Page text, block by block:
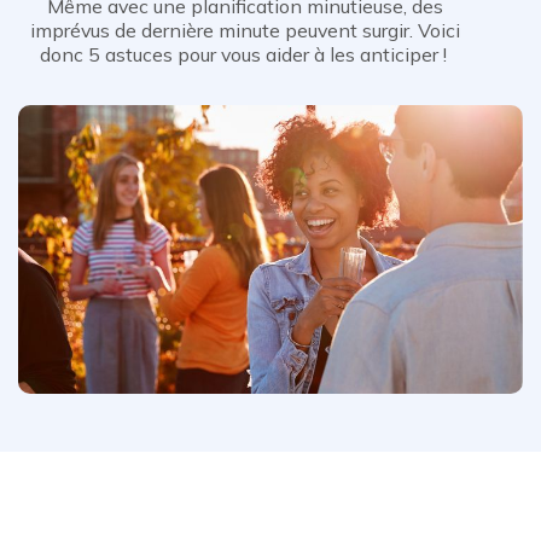
Même avec une planification minutieuse, des
imprévus de dernière minute peuvent surgir. Voici
donc 5 astuces pour vous aider à les anticiper !